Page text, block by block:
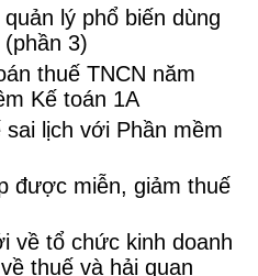
lý phổ biến dùng
3)
thuế TNCN năm
Kế toán 1A
lịch với Phần mềm
được miễn, giảm thuế
về tổ chức kinh doanh
thuế và hải quan